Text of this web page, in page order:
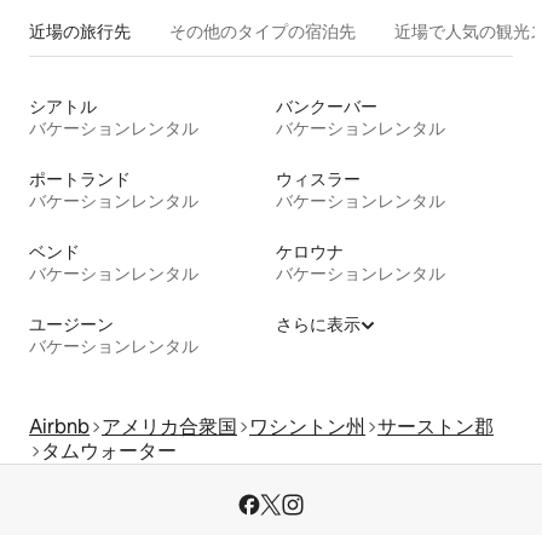
近場の旅行先 その他のタ⁠イ⁠プ⁠の宿⁠泊⁠先 近場で人気の観光
シアトル
バケーションレンタル
バンクーバー
バケーションレンタル
ポートランド
バケーションレンタル
ウィスラー
バケーションレンタル
ベンド
バケーションレンタル
ケロウナ
バケーションレンタル
ユージーン
バケーションレンタル
さらに表示
Airbnb アメリカ合衆国 ワシントン州 サーストン郡
タムウォーター